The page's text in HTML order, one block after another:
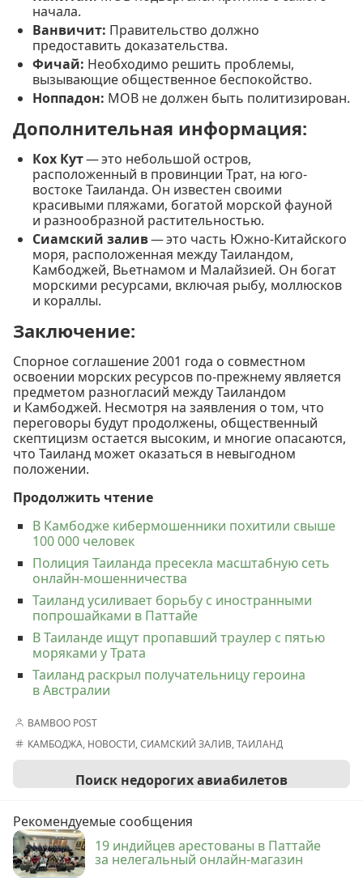
начала.
Ванвичит: Правительство должно
предоставить доказательства.
Фичай: Необходимо решить проблемы,
вызывающие общественное беспокойство.
Ноппадон: МОВ не должен быть политизирован.
Дополнительная информация:
Кох Кут— это небольшой остров,
расположенный в провинции Трат, на юго-
востоке Таиланда. Он известен своими
красивыми пляжами, богатой морской фауной
и разнообразной растительностью.
Сиамский залив— это часть Южно-Китайского
моря, расположенная между Таиландом,
Камбоджей, Вьетнамом и Малайзией. Он богат
морскими ресурсами, включая рыбу, моллюсков
и кораллы.
Заключение:
Спорное соглашение 2001 года о совместном
освоении морских ресурсов по-прежнему является
предметом разногласий между Таиландом
и Камбоджей. Несмотря на заявления о том, что
переговоры будут продолжены, общественный
скептицизм остается высоким, и многие опасаются,
что Таиланд может оказаться в невыгодном
положении.
Продолжить чтение
В Камбодже кибермошенники похитили свыше
100 000 человек
Полиция Таиланда пресекла масштабную сеть
онлайн-мошенничества
Таиланд усиливает борьбу с иностранными
попрошайками в Паттайе
В Таиланде ищут пропавший траулер с пятью
моряками у Трата
Таиланд раскрыл получательницу героина
в Австралии
BAMBOO POST
КАМБОДЖА, НОВОСТИ,СИАМСКИЙ ЗАЛИВ,ТАИЛАНД
Поиск недорогих авиабилетов
Рекомендуемые сообщения
19 индийцев арестованы в Паттайе
за нелегальный онлайн-магазин